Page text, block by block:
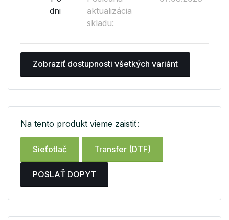
dni
aktualizácia
skladu:
Zobraziť dostupnosti všetkých variánt
Na tento produkt vieme zaistiť:
Sieťotlač Transfer (DTF)
POSLAŤ DOPYT